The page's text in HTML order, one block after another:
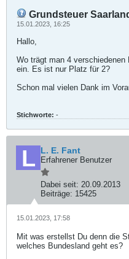
Grundsteuer
15.01.2023, 16:25
Hallo,
Wo trägt man 4 verschiedenen
ein. Es ist nur Platz für 2?
Schon mal vielen Dank im
Stichworte: -
L. E. Fant
Erfahrener Benutzer
Dabei seit: 20.09.2013
Beiträge: 15425
15.01.2023, 17:58
Mit was erstellst Du denn die
welches Bundesland geht es?